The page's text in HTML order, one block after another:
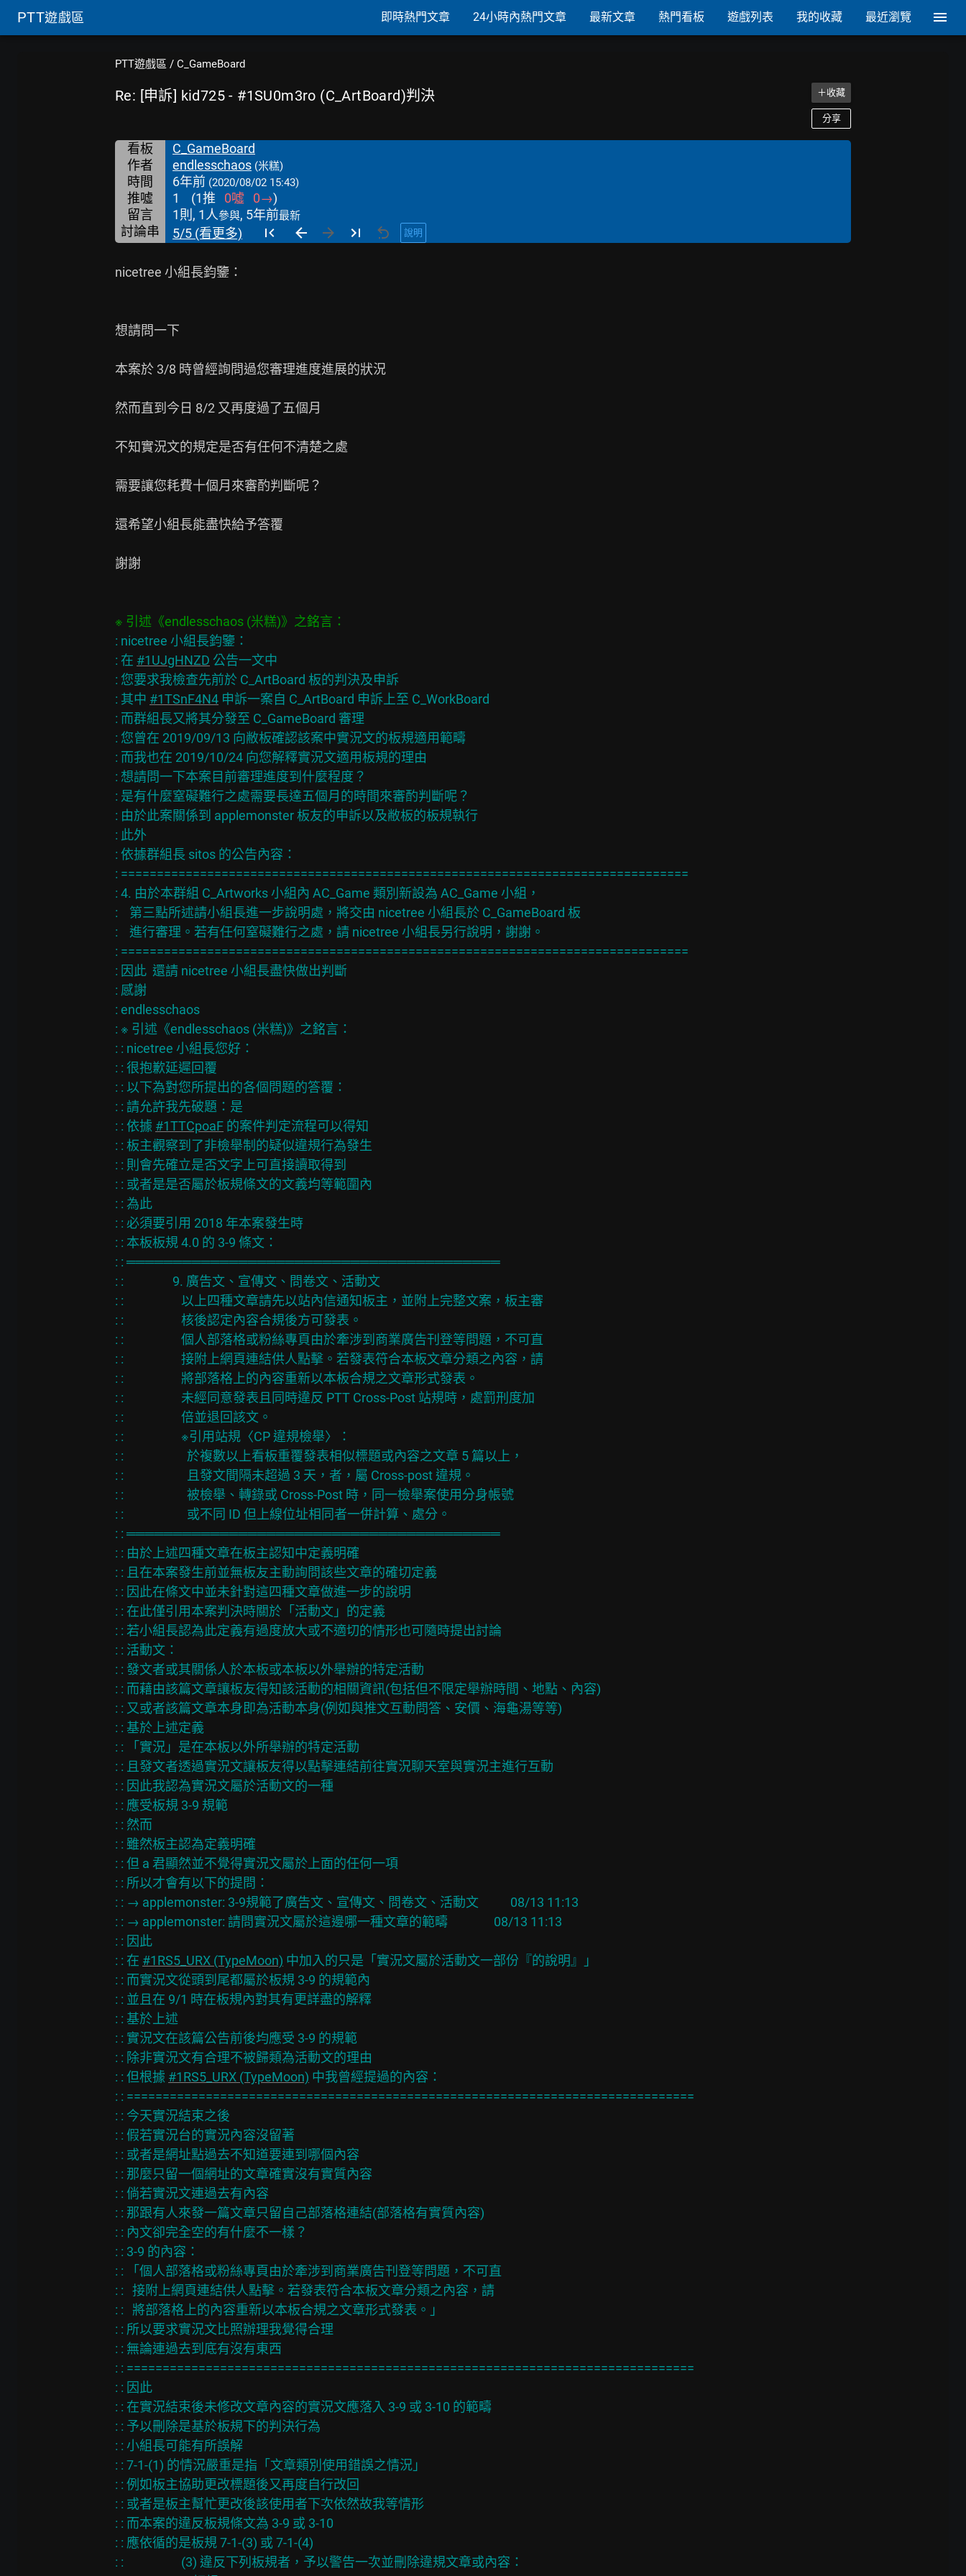
PTT遊戲區 即時熱門文章 24小時內熱門文章 最新文章 熱門看板 遊戲列表 我的收藏 最近瀏覽
PTT遊戲區 / C_GameBoard
Re: [申訴] kid725 - #1SU0m3ro (C_ArtBoard)判決 ＋收藏
分享
看板
C_GameBoard
作者
endlesschaos (米糕)
時間 6年前 (2020/08/02 15:43)
推噓 1 (1推 0噓 0→)
留言
1則, 1人參與, 5年前最新
討論串 5/5 (看更多) 說明
nicetree 小組長鈞鑒：
想請問一下
本案於 3/8 時曾經詢問過您審理進度進展的狀況
然而直到今日 8/2 又再度過了五個月
不知實況文的規定是否有任何不清楚之處
需要讓您耗費十個月來審酌判斷呢？
還希望小組長能盡快給予答覆
謝謝
: nicetree 小組長鈞鑒：
: 在 #1UJgHNZD 公告一文中
: 您要求我檢查先前於 C_ArtBoard 板的判決及申訴
: 其中 #1TSnF4N4 申訴一案自 C_ArtBoard 申訴上至 C_WorkBoard
: 而群組長又將其分發至 C_GameBoard 審理
: 您曾在 2019/09/13 向敝板確認該案中實況文的板規適用範疇
: 而我也在 2019/10/24 向您解釋實況文適用板規的理由
: 想請問一下本案目前審理進度到什麼程度？
: 是有什麼窒礙難行之處需要長達五個月的時間來審酌判斷呢？
: 由於此案關係到 applemonster 板友的申訴以及敝板的板規執行
: 此外
: 依據群組長 sitos 的公告內容：
: ===============================================================================
: 4. 由於本群組 C_Artworks 小組內 AC_Game 類別新設為 AC_Game 小組，
:    第三點所述請小組長進一步說明處，將交由 nicetree 小組長於 C_GameBoard 板
:    進行審理。若有任何窒礙難行之處，請 nicetree 小組長另行說明，謝謝。
: ===============================================================================
: 因此  還請 nicetree 小組長盡快做出判斷
: 感謝
: endlesschaos
: ※ 引述《endlesschaos (米糕)》之銘言：
: : nicetree 小組長您好：
: : 很抱歉延遲回覆
: : 以下為對您所提出的各個問題的答覆：
: : 請允許我先破題：是
: : 依據 #1TTCpoaF 的案件判定流程可以得知
: : 板主觀察到了非檢舉制的疑似違規行為發生
: : 則會先確立是否文字上可直接讀取得到
: : 或者是是否屬於板規條文的文義均等範圍內
: : 為此
: : 必須要引用 2018 年本案發生時
: : 本板板規 4.0 的 3-9 條文：
: : ════════════════════════════════════════
: :                 9. 廣告文、宣傳文、問卷文、活動文
: :                    以上四種文章請先以站內信通知板主，並附上完整文案，板主審
: :                    核後認定內容合規後方可發表。
: :                    個人部落格或粉絲專頁由於牽涉到商業廣告刊登等問題，不可直
: :                    接附上網頁連結供人點擊。若發表符合本板文章分類之內容，請
: :                    將部落格上的內容重新以本板合規之文章形式發表。
: :                    未經同意發表且同時違反 PTT Cross-Post 站規時，處罰刑度加
: :                    倍並退回該文。
: :                    ※引用站規〈CP 違規檢舉〉：
: :                      於複數以上看板重覆發表相似標題或內容之文章 5 篇以上，
: :                      且發文間隔未超過 3 天，者，屬 Cross-post 違規。
: :                      被檢舉、轉錄或 Cross-Post 時，同一檢舉案使用分身帳號
: :                      或不同 ID 但上線位址相同者一併計算、處分。
: : ════════════════════════════════════════
: : 由於上述四種文章在板主認知中定義明確
: : 且在本案發生前並無板友主動詢問該些文章的確切定義
: : 因此在條文中並未針對這四種文章做進一步的說明
: : 在此僅引用本案判決時關於「活動文」的定義
: : 若小組長認為此定義有過度放大或不適切的情形也可隨時提出討論
: : 活動文：
: : 發文者或其關係人於本板或本板以外舉辦的特定活動
: : 而藉由該篇文章讓板友得知該活動的相關資訊(包括但不限定舉辦時間、地點、內容)
: : 又或者該篇文章本身即為活動本身(例如與推文互動問答、安價、海龜湯等等)
: : 基於上述定義
: : 「實況」是在本板以外所舉辦的特定活動
: : 且發文者透過實況文讓板友得以點擊連結前往實況聊天室與實況主進行互動
: : 因此我認為實況文屬於活動文的一種
: : 應受板規 3-9 規範
: : 然而
: : 雖然板主認為定義明確
: : 但 a 君顯然並不覺得實況文屬於上面的任何一項
: : 所以才會有以下的提問：
: : → applemonster: 3-9規範了廣告文、宣傳文、問卷文、活動文           08/13 11:13
: : → applemonster: 請問實況文屬於這邊哪一種文章的範疇                08/13 11:13
: : 因此
: : 在 #1RS5_URX (TypeMoon) 中加入的只是「實況文屬於活動文一部份『的說明』」
: : 而實況文從頭到尾都屬於板規 3-9 的規範內
: : 並且在 9/1 時在板規內對其有更詳盡的解釋
: : 基於上述
: : 實況文在該篇公告前後均應受 3-9 的規範
: : 除非實況文有合理不被歸類為活動文的理由
: : 但根據 #1RS5_URX (TypeMoon) 中我曾經提過的內容：
: : ===============================================================================
: : 今天實況結束之後
: : 假若實況台的實況內容沒留著
: : 或者是網址點過去不知道要連到哪個內容
: : 那麼只留一個網址的文章確實沒有實質內容
: : 倘若實況文連過去有內容
: : 那跟有人來發一篇文章只留自己部落格連結(部落格有實質內容)
: : 內文卻完全空的有什麼不一樣？
: : 3-9 的內容：
: : 「個人部落格或粉絲專頁由於牽涉到商業廣告刊登等問題，不可直
: :   接附上網頁連結供人點擊。若發表符合本板文章分類之內容，請
: :   將部落格上的內容重新以本板合規之文章形式發表。」
: : 所以要求實況文比照辦理我覺得合理
: : 無論連過去到底有沒有東西
: : ===============================================================================
: : 因此
: : 在實況結束後未修改文章內容的實況文應落入 3-9 或 3-10 的範疇
: : 予以刪除是基於板規下的判決行為
: : 小組長可能有所誤解
: : 7-1-(1) 的情況嚴重是指「文章類別使用錯誤之情況」
: : 例如板主協助更改標題後又再度自行改回
: : 或者是板主幫忙更改後該使用者下次依然故我等情形
: : 而本案的違反板規條文為 3-9 或 3-10
: : 應依循的是板規 7-1-(3) 或 7-1-(4)
: :                    (3) 違反下列板規者，予以警告一次並刪除違規文章或內容：